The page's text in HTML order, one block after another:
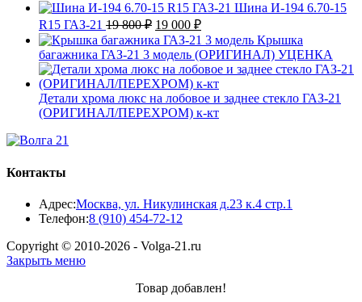
Шина И-194 6.70-15
R15 ГАЗ-21 19 800₽ Первоначальная
цена
составляла
19
800 ₽.
19 000 ₽Текущая
цена:
19
000 ₽.
Крышка
багажника ГАЗ-21 3 модель (ОРИГИНАЛ) УЦЕНКА
Детали хрома люкс на лобовое и заднее стекло ГАЗ-21
(ОРИГИНАЛ/ПЕРЕХРОМ) к-кт
Контакты
Адрес:Москва, ул. Никулинская д.23 к.4 стр.1
Телефон:8 (910) 454-72-12
вашем
Copyright © 2010-2026 - Volga-21.ru
Закрыть меню
Товар добавлен!